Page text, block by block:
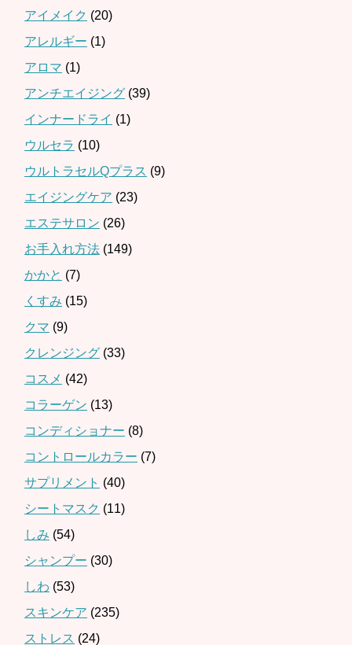
アイメイク (20)
アレルギー (1)
アロマ (1)
アンチエイジング (39)
インナードライ (1)
ウルセラ (10)
ウルトラセルQプラス (9)
エイジングケア (23)
エステサロン (26)
お手入れ方法 (149)
かかと (7)
くすみ (15)
クマ (9)
クレンジング (33)
コスメ (42)
コラーゲン (13)
コンディショナー (8)
コントロールカラー (7)
サプリメント (40)
シートマスク (11)
しみ (54)
シャンプー (30)
しわ (53)
スキンケア (235)
ストレス (24)